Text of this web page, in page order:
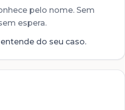
pelo nome. Sem
espera.
do seu caso.